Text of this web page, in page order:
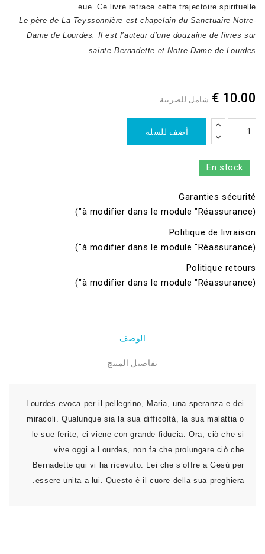
eue. Ce livre retrace cette trajectoire spirituelle.
Le père de La Teyssonnière est chapelain du Sanctuaire Notre-
Dame de Lourdes. Il est l’auteur d’une douzaine de livres sur
sainte Bernadette et Notre-Dame de Lourdes
10.00 € شامل للضريبة
أضف للسلة
En stock
Garanties sécurité
(à modifier dans le module "Réassurance")
Politique de livraison
(à modifier dans le module "Réassurance")
Politique retours
(à modifier dans le module "Réassurance")
الوصف
تفاصيل المنتج
Lourdes evoca per il pellegrino, Maria, una speranza e dei
miracoli. Qualunque sia la sua difficoltà, la sua malattia o
le sue ferite, ci viene con grande fiducia. Ora, ciò che si
vive oggi a Lourdes, non fa che prolungare ciò che
Bernadette qui vi ha ricevuto. Lei che s’offre a Gesù per
essere unita a lui. Questo è il cuore della sua preghiera.